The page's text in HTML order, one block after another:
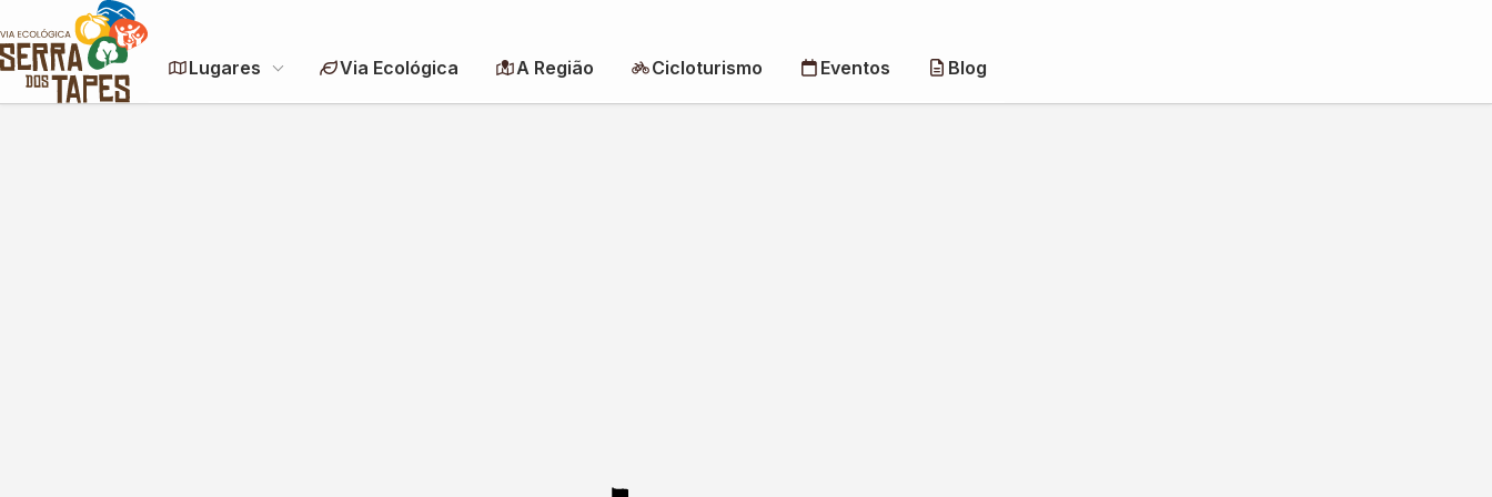
Lugares Via Ecológica A Região Cicloturismo Eventos Blog